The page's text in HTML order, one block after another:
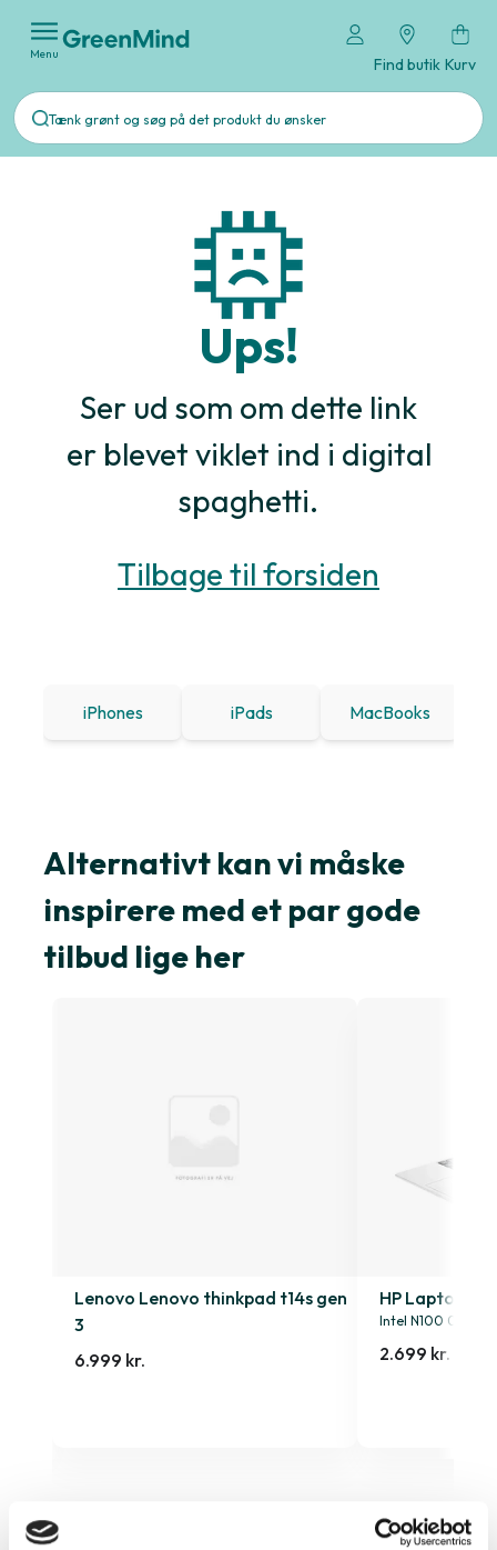
Menu
Find butik Kurv
Ups!
Ser ud som om dette link
er blevet viklet ind i digital
spaghetti.
Tilbage til forsiden
iPhones iPads MacBooks
Alternativt kan vi måske
inspirere med et par gode
tilbud lige her
Lenovo Lenovo thinkpad t14s gen
3
6.999 kr.
HP Laptop
Intel N100 0.9GHz
2.699 kr.